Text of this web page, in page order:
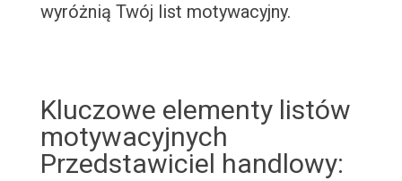
wyróżnią Twój list motywacyjny.
Kluczowe elementy listów
motywacyjnych
Przedstawiciel handlowy: